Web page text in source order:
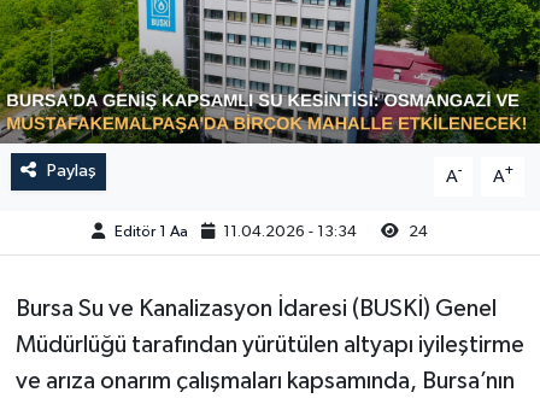
Paylaş A- A+
Editör 1 Aa 11.04.2026 - 13:34 24
Bursa Su ve Kanalizasyon İdaresi (BUSKİ) Genel
Müdürlüğü tarafından yürütülen altyapı iyileştirme
ve arıza onarım çalışmaları kapsamında, Bursa’nın